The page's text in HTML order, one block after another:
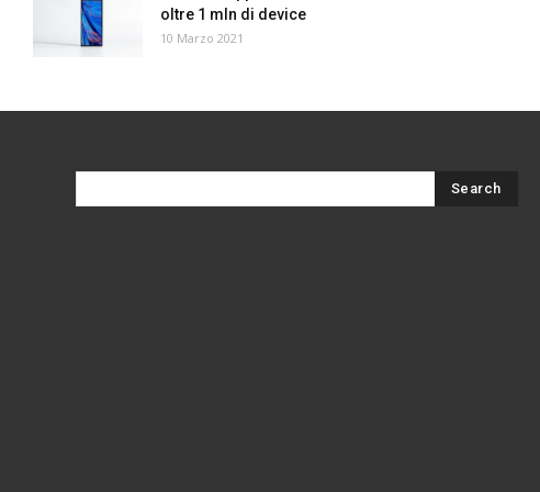
oltre 1 mln di device
10 Marzo 2021